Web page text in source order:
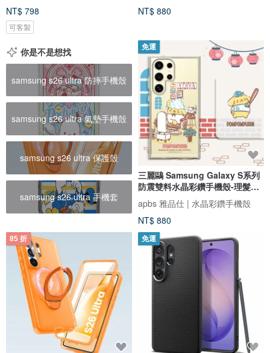
NT$ 798
可客製
NT$ 880
你是不是想找
samsung s26 ultra 防摔手機殼
samsung s26 ultra 氣墊手機殼
samsung s26 ultra 保護殼
samsung s26 ultra 手機套
免運
三麗鷗 Samsung Galaxy S系列
防震雙料水晶彩鑽手機殼-理髮布
丁狗
apbs 雅品仕 | 水晶彩鑽手機殼
NT$ 880
85 折 免運